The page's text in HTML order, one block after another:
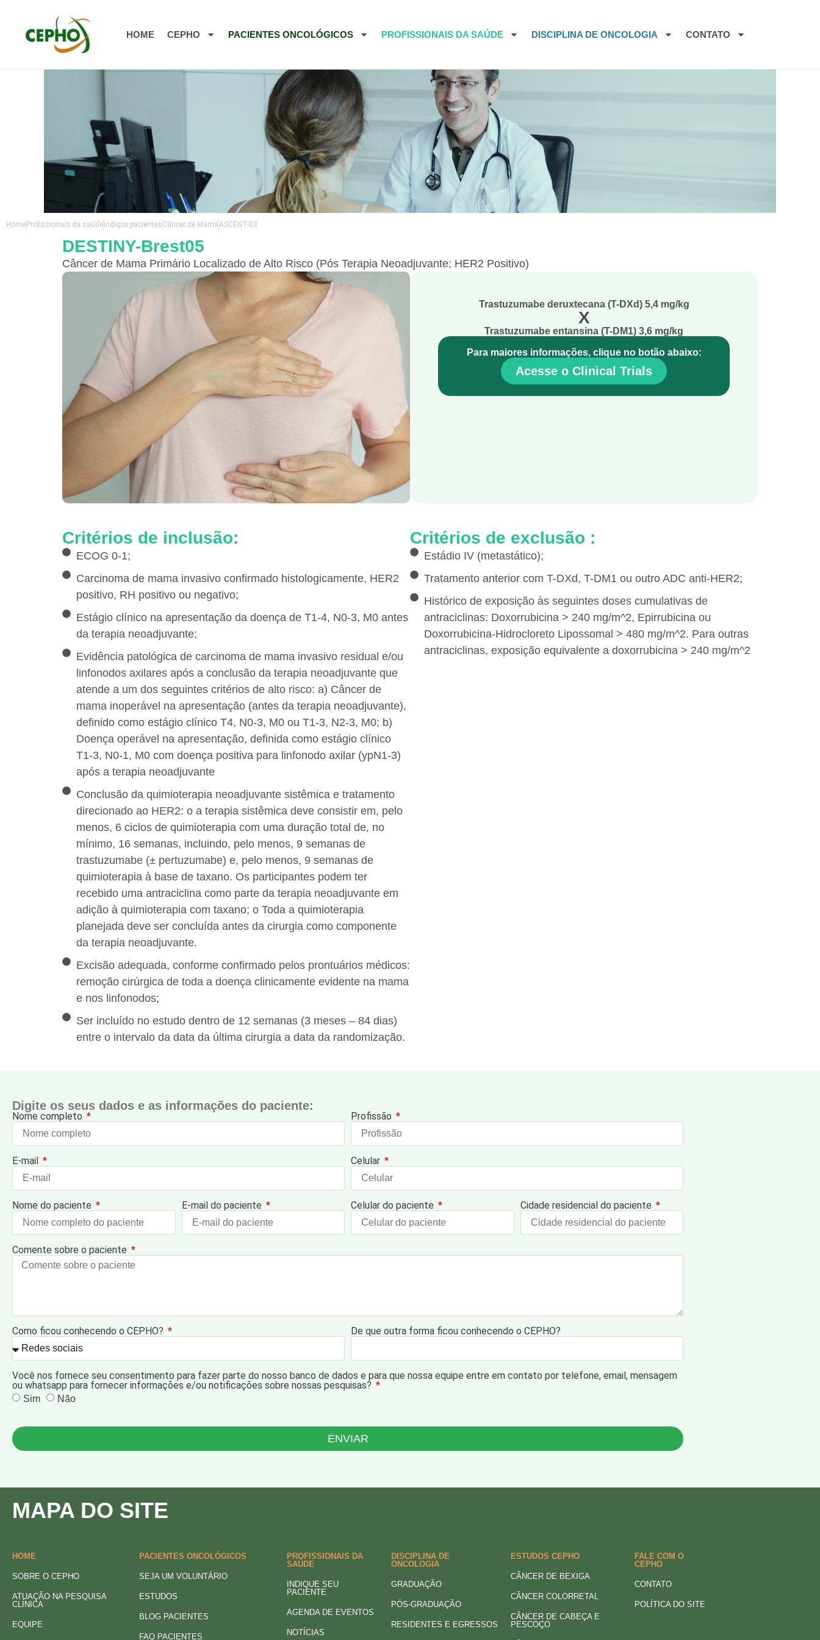
HOME CEPHO PACIENTES ONCOLÓGICOS PROFISSIONAIS DA SAÚDE DISCIPLINA DE ONCOLOGIA CONTATO
Home Profissionais da saúde Indique pacientes Câncer de MamaASCENT-03
DESTINY-Brest05
Câncer de Mama Primário Localizado de Alto Risco (Pós Terapia Neoadjuvante; HER2 Positivo)
Trastuzumabe deruxtecana (T-DXd) 5,4 mg/kg
X
Trastuzumabe entansina (T-DM1) 3,6 mg/kg
Para maiores informações, clique no botão abaixo:
Acesse o Clinical Trials
Critérios de inclusão:
ECOG 0-1;
Carcinoma de mama invasivo confirmado histologicamente, HER2
positivo, RH positivo ou negativo;
Estágio clínico na apresentação da doença de T1-4, N0-3, M0 antes
da terapia neoadjuvante;
Evidência patológica de carcinoma de mama invasivo residual e/ou
linfonodos axilares após a conclusão da terapia neoadjuvante que
atende a um dos seguintes critérios de alto risco: a) Câncer de
mama inoperável na apresentação (antes da terapia neoadjuvante),
definido como estágio clínico T4, N0-3, M0 ou T1-3, N2-3, M0; b)
Doença operável na apresentação, definida como estágio clínico
T1-3, N0-1, M0 com doença positiva para linfonodo axilar (ypN1-3)
após a terapia neoadjuvante
Conclusão da quimioterapia neoadjuvante sistêmica e tratamento
direcionado ao HER2: o a terapia sistêmica deve consistir em, pelo
menos, 6 ciclos de quimioterapia com uma duração total de, no
mínimo, 16 semanas, incluindo, pelo menos, 9 semanas de
trastuzumabe (± pertuzumabe) e, pelo menos, 9 semanas de
quimioterapia à base de taxano. Os participantes podem ter
recebido uma antraciclina como parte da terapia neoadjuvante em
adição à quimioterapia com taxano; o Toda a quimioterapia
planejada deve ser concluída antes da cirurgia como componente
da terapia neoadjuvante.
Excisão adequada, conforme confirmado pelos prontuários médicos:
remoção cirúrgica de toda a doença clinicamente evidente na mama
e nos linfonodos;
Ser incluído no estudo dentro de 12 semanas (3 meses – 84 dias)
entre o intervalo da data da última cirurgia a data da randomização.
Critérios de exclusão :
Estádio IV (metastático);
Tratamento anterior com T-DXd, T-DM1 ou outro ADC anti-HER2;
Histórico de exposição às seguintes doses cumulativas de
antraciclinas: Doxorrubicina > 240 mg/m^2, Epirrubicina ou
Doxorrubicina-Hidrocloreto Lipossomal > 480 mg/m^2. Para outras
antraciclinas, exposição equivalente a doxorrubicina > 240 mg/m^2
Digite os seus dados e as informações do paciente:​
Nome completo Profissão
E-mail Celular
Nome do paciente E-mail do paciente Celular do paciente Cidade residencial do paciente
Comente sobre o paciente
Como ficou conhecendo o CEPHO? De que outra forma ficou conhecendo o CEPHO?
Você nos fornece seu consentimento para fazer parte do nosso banco de dados e para que nossa equipe entre em contato por telefone, email, mensagem
ou whatsapp para fornecer informações e/ou notificações sobre nossas pesquisas?
Sim Não
ENVIAR
MAPA DO SITE
HOME
SOBRE O CEPHO
ATUAÇÃO NA PESQUISA
CLÍNICA
EQUIPE
PACIENTES ONCOLÓGICOS
SEJA UM VOLUNTÁRIO
ESTUDOS
BLOG PACIENTES
FAQ PACIENTES
PROFISSIONAIS DA
SAÚDE
INDIQUE SEU
PACIENTE
AGENDA DE EVENTOS
NOTÍCIAS
DISCIPLINA DE
ONCOLOGIA
GRADUAÇÃO
PÓS-GRADUAÇÃO
RESIDENTES E EGRESSOS
ESTUDOS CEPHO
CÂNCER DE BEXIGA
CÂNCER COLORRETAL
CÂNCER DE CABEÇA E
PESCOÇO
FALE COM O
CEPHO
CONTATO
POLÍTICA DO SITE